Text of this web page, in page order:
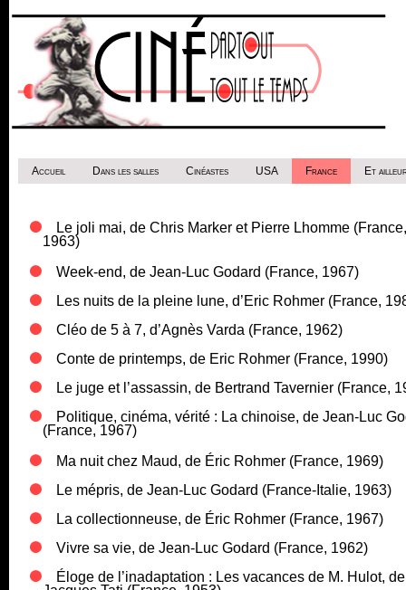
Accueil Dans les salles Cinéastes USA France Et
Le joli mai, de Chris Marker et Pierre Lhomme (France,
1963)
Week-end, de Jean-Luc Godard (France, 1967)
Les nuits de la pleine lune, d’Eric Rohmer (France,
Cléo de 5 à 7, d’Agnès Varda (France, 1962)
Conte de printemps, de Eric Rohmer (France, 1990)
Le juge et l’assassin, de Bertrand Tavernier (France,
Politique, cinéma, vérité : La chinoise, de Jean-Luc
(France, 1967)
Ma nuit chez Maud, de Éric Rohmer (France, 1969)
Le mépris, de Jean-Luc Godard (France-Italie, 1963)
La collectionneuse, de Éric Rohmer (France, 1967)
Vivre sa vie, de Jean-Luc Godard (France, 1962)
Éloge de l’inadaptation : Les vacances de M. Hulot, de